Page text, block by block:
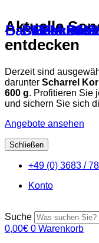
Aktuelle
entdecken
Derzeit sind
darunter Scharrel
600 g. Profitieren Sie
und sichern Sie sich
Angebote ansehen
Schließen
Inhalt
+49 (0) 3683 /
Konto
Suche
0,00€ 0 Warenkorb
BacksBacks
Backs
Backs